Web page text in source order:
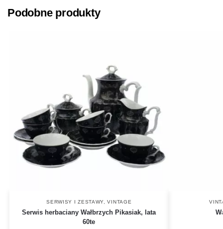
Podobne produkty
SERWISY I ZESTAWY,VINTAGE
Serwis herbaciany Wałbrzych Pikasiak, lata
60te